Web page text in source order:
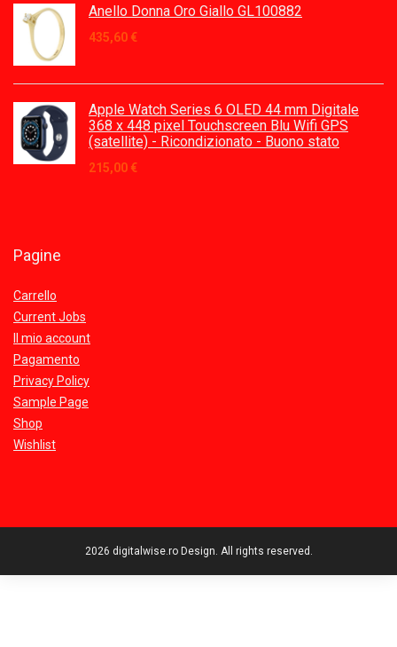
Anello Donna Oro Giallo GL100882
435,60 €
Apple Watch Series 6 OLED 44 mm Digitale
368 x 448 pixel Touchscreen Blu Wifi GPS
(satellite) - Ricondizionato - Buono stato
215,00 €
Pagine
Carrello
Current Jobs
Il mio account
Pagamento
Privacy Policy
Sample Page
Shop
Wishlist
2026 digitalwise.ro Design. All rights reserved.